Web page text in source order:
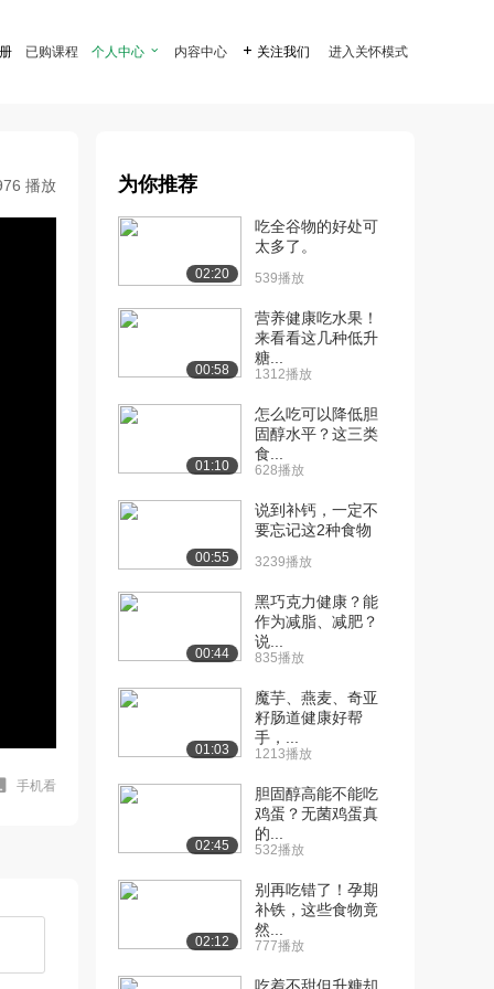
已购课程 个人中心  内容中心  关注我们 进入关怀模式
播放
手机看
为你推荐
02:20
吃全谷物的好处可
太多了。
539播放
00:58
营养健康吃水果！
来看看这几种低升
糖...
1312播放
01:10
怎么吃可以降低胆
固醇水平？这三类
食...
628播放
00:55
说到补钙，一定不
要忘记这2种食物
3239播放
00:44
黑巧克力健康？能
作为减脂、减肥？
说...
835播放
01:03
魔芋、燕麦、奇亚
籽肠道健康好帮
手，...
1213播放
02:45
胆固醇高能不能吃
鸡蛋？无菌鸡蛋真
的...
532播放
02:12
别再吃错了！孕期
补铁，这些食物竟
然...
777播放